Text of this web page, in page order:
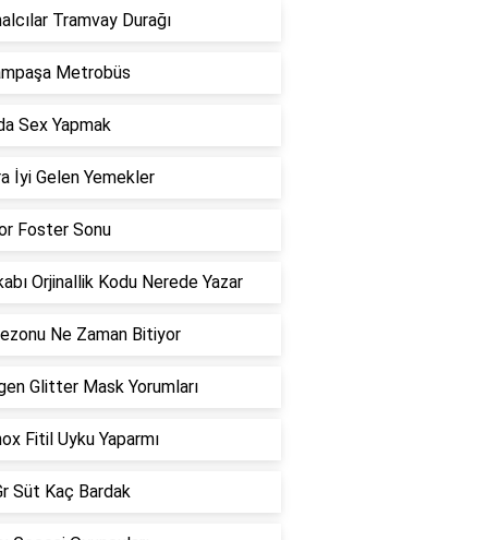
Tramvay Durağı
Metrobüs
Sex Yapmak
İyi Gelen Yemekler
Foster Sonu
Orjinallik Kodu Nerede Yazar
Ne Zaman Bitiyor
Glitter Mask Yorumları
Fitil Uyku Yaparmı
Süt Kaç Bardak